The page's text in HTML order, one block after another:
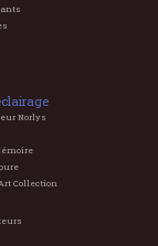
Norlys
Collection